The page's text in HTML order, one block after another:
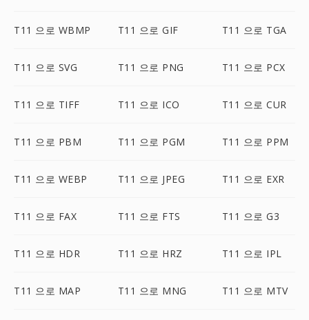
T11 으로 WBMP T11 으로 GIF T11 으로 TGA
T11 으로 SVG T11 으로 PNG T11 으로 PCX
T11 으로 TIFF T11 으로 ICO T11 으로 CUR
T11 으로 PBM T11 으로 PGM T11 으로 PPM
T11 으로 WEBP T11 으로 JPEG T11 으로 EXR
T11 으로 FAX T11 으로 FTS T11 으로 G3
T11 으로 HDR T11 으로 HRZ T11 으로 IPL
T11 으로 MAP T11 으로 MNG T11 으로 MTV